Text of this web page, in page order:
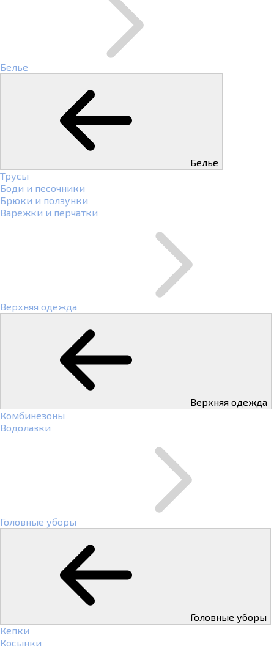
Белье
Белье
Трусы
Боди и песочники
Брюки и ползунки
Варежки и перчатки
Верхняя одежда
Верхняя одежда
Комбинезоны
Водолазки
Головные уборы
Головные уборы
Кепки
Косынки